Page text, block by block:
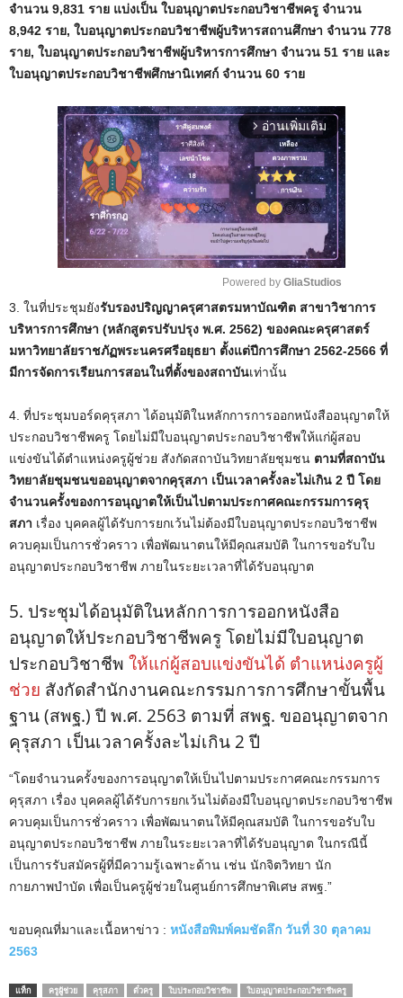
จำนวน 9,831 ราย แบ่งเป็น ใบอนุญาตประกอบวิชาชีพครู จำนวน
8,942 ราย, ใบอนุญาตประกอบวิชาชีพผู้บริหารสถานศึกษา จำนวน 778
ราย, ใบอนุญาตประกอบวิชาชีพผู้บริหารการศึกษา จำนวน 51 ราย และ
ใบอนุญาตประกอบวิชาชีพศึกษานิเทศก์ จำนวน 60 ราย
arrow_forward_ios อ่านเพิ่มเติม
u
t
e
Powered by GliaStudios
3. ในที่ประชุมยังรับรองปริญญาครุศาสตรมหาบัณฑิต สาขาวิชาการ
บริหารการศึกษา (หลักสูตรปรับปรุง พ.ศ. 2562) ของคณะครุศาสตร์
มหาวิทยาลัยราชภัฏพระนครศรีอยุธยา ตั้งแต่ปีการศึกษา 2562-2566 ที่
มีการจัดการเรียนการสอนในที่ตั้งของสถาบันเท่านั้น
4. ที่ประชุมบอร์ดคุรุสภา ได้อนุมัติในหลักการการออกหนังสืออนุญาตให้
ประกอบวิชาชีพครู โดยไม่มีใบอนุญาตประกอบวิชาชีพให้แก่ผู้สอบ
แข่งขันได้ตำแหน่งครูผู้ช่วย สังกัดสถาบันวิทยาลัยชุมชน ตามที่สถาบัน
วิทยาลัยชุมชนขออนุญาตจากคุรุสภา เป็นเวลาครั้งละไม่เกิน 2 ปี โดย
จำนวนครั้งของการอนุญาตให้เป็นไปตามประกาศคณะกรรมการคุรุ
สภา เรื่อง บุคคลผู้ได้รับการยกเว้นไม่ต้องมีใบอนุญาตประกอบวิชาชีพ
ควบคุมเป็นการชั่วคราว เพื่อพัฒนาตนให้มีคุณสมบัติ ในการขอรับใบ
อนุญาตประกอบวิชาชีพ ภายในระยะเวลาที่ได้รับอนุญาต
5. ประชุมได้อนุมัติในหลักการการออกหนังสือ
อนุญาตให้ประกอบวิชาชีพครู โดยไม่มีใบอนุญาต
ประกอบวิชาชีพ ให้แก่ผู้สอบแข่งขันได้ ตำแหน่งครูผู้
ช่วย สังกัดสำนักงานคณะกรรมการการศึกษาขั้นพื้น
ฐาน (สพฐ.) ปี พ.ศ. 2563 ตามที่ สพฐ. ขออนุญาตจาก
คุรุสภา เป็นเวลาครั้งละไม่เกิน 2 ปี
“โดยจำนวนครั้งของการอนุญาตให้เป็นไปตามประกาศคณะกรรมการ
คุรุสภา เรื่อง บุคคลผู้ได้รับการยกเว้นไม่ต้องมีใบอนุญาตประกอบวิชาชีพ
ควบคุมเป็นการชั่วคราว เพื่อพัฒนาตนให้มีคุณสมบัติ ในการขอรับใบ
อนุญาตประกอบวิชาชีพ ภายในระยะเวลาที่ได้รับอนุญาต ในกรณีนี้
เป็นการรับสมัครผู้ที่มีความรู้เฉพาะด้าน เช่น นักจิตวิทยา นัก
กายภาพบำบัด เพื่อเป็นครูผู้ช่วยในศูนย์การศึกษาพิเศษ สพฐ.”
ขอบคุณที่มาและเนื้อหาข่าว : หนังสือพิมพ์คมชัดลึก วันที่ 30 ตุลาคม
2563
แท็ก ครูผู้ช่วย คุรุสภา ตั๋วครู ใบประกอบวิชาชีพ ใบอนุญาตประกอบวิชาชีพครู